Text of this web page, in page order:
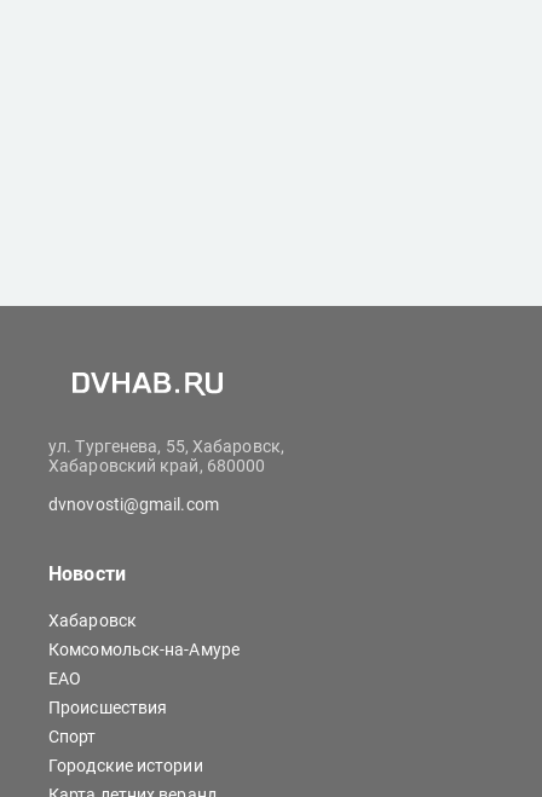
ул. Тургенева, 55, Хабаровск,
Хабаровский край, 680000
dvnovosti@gmail.com
Новости
Хабаровск
Комсомольск-на-Амуре
ЕАО
Происшествия
Спорт
Городские истории